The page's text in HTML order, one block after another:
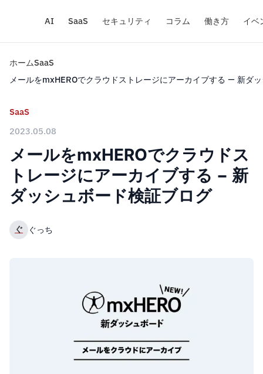
AI SaaS セキュリティ コラム 働き方 イベ
ホームSaaS
メールをmxHEROでクラウドストレージにアーカイブする − 新ダ
SaaS
2023.05.08
メールをmxHEROでクラウドス
トレージにアーカイブする − 新
ダッシュボード検証ブログ
ぐ ぐっち